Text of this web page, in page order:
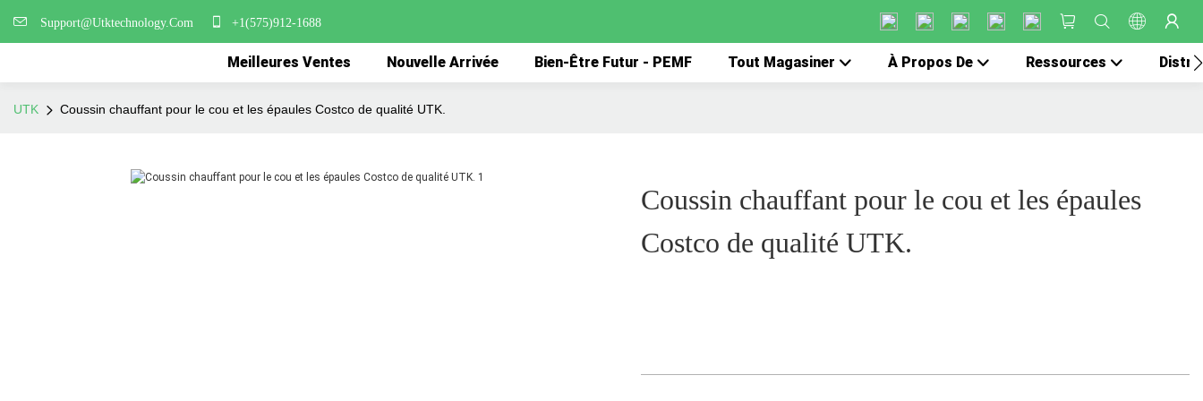
Support@Utktechnology.Com +1(575)912-1688
Meilleures Ventes Nouvelle Arrivée Bien-Être Futur - PEMF Tout Magasiner À Propos De Ressources
UTK Coussin chauffant pour le cou et les épaules Costco de qualité UTK.
Coussin chauffant pour le cou et les épaules
Costco de qualité UTK.